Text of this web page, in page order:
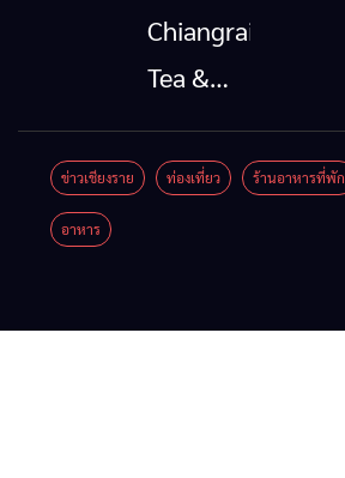
โทรคมนาคม
กรณีภัย
เชียงราย
เมื่อ
Chiangrai
Tea &
Coffee
Festival
ข่าวเชียงราย ท่องเที่ยว ร้านอาหารที่พัก
อาหาร